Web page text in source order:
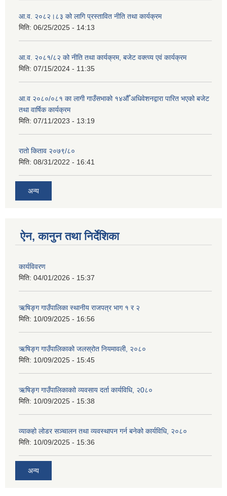
आ.व. २०८२।८३ को लागि प्रस्तावित नीति तथा कार्यक्रम
मिति: 06/25/2025 - 14:13
आ.व. २०८१/८२ को नीति तथा कार्यक्रम, बजेट वक्त्व्य एवं कार्यक्रम
मिति: 07/15/2024 - 11:35
आ.व २०८०/०८१ का लागी गाउँसभाको १४औँ अधिवेशनद्वारा पारित भएको बजेट
तथा वार्षिक कार्यक्रम
मिति: 07/11/2023 - 13:19
रातो किताव २०७९/८०
मिति: 08/31/2022 - 16:41
अन्य
ऐन, कानुन तथा निर्देशिका
कार्यविवरण
मिति: 04/01/2026 - 15:37
ऋषिङ्ग गाउँपालिका स्थानीय राजपत्र भाग १ र २
मिति: 10/09/2025 - 16:56
ऋषिङ्ग गाउँपालिकाको जलस्रोत नियमावली, २०८०
मिति: 10/09/2025 - 15:45
ऋषिङ्ग गाउँपालिकाकाो व्यवसाय दर्ता कार्यविधि, २0८०
मिति: 10/09/2025 - 15:38
व्याकहो लोडर सञ्चालन तथा व्यवस्थापन गर्न बनेको कार्यविधि, २०८०
मिति: 10/09/2025 - 15:36
अन्य